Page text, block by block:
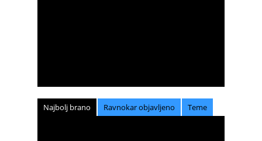
Najbolj brano Ravnokar objavljeno Teme